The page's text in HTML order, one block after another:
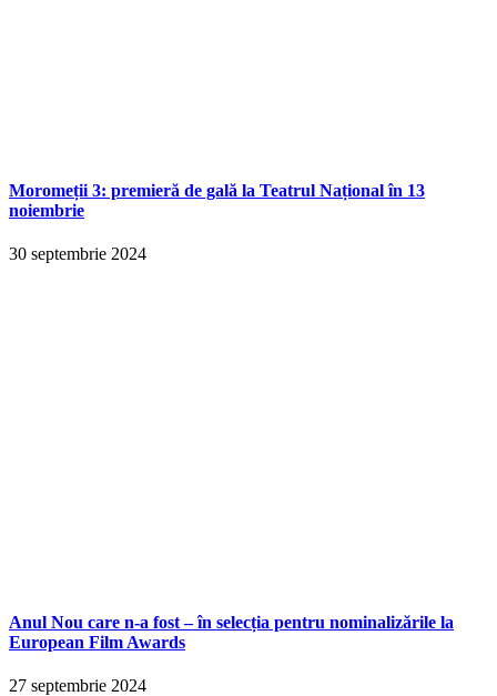
Moromeții 3: premieră de gală la Teatrul Național în 13
noiembrie
30 septembrie 2024
Anul Nou care n-a fost – în selecția pentru nominalizările la
European Film Awards
27 septembrie 2024